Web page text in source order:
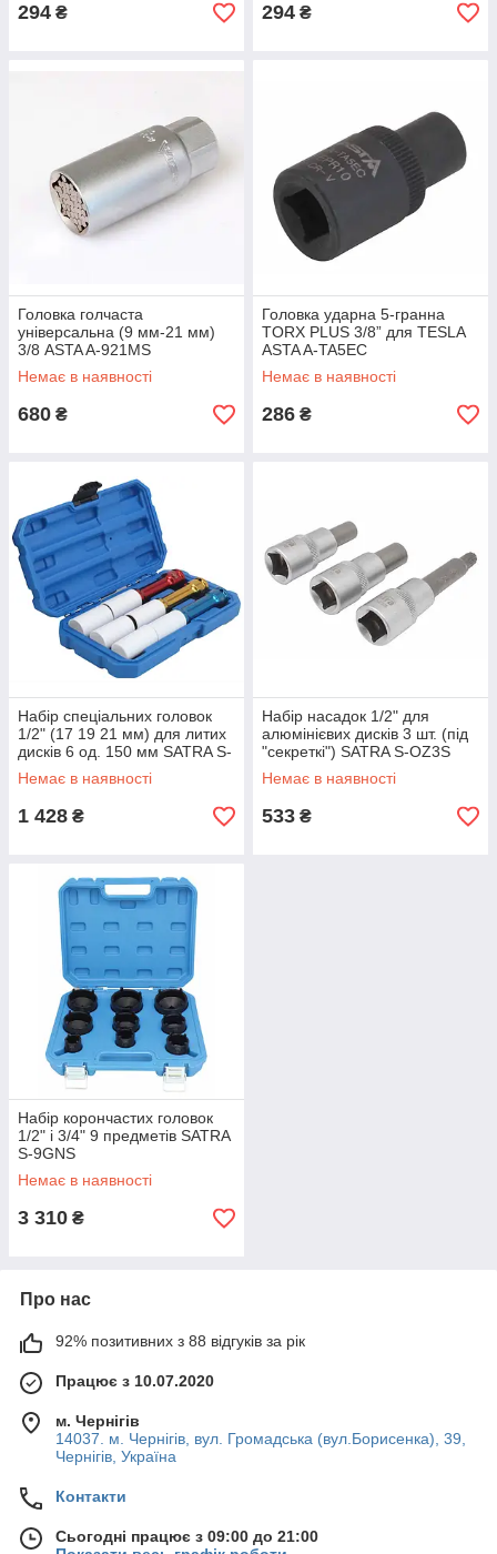
294 ₴ 294 ₴
Головка голчаста
універсальна (9 мм-21 мм)
3/8 ASTA A-921MS
Немає в наявності
680 ₴
Головка ударна 5-гранна
TORX PLUS 3/8” для TESLA
ASTA A-TA5EC
Немає в наявності
286 ₴
Набір спеціальних головок
1/2" (17 19 21 мм) для литих
дисків 6 од. 150 мм SATRA S-
3PALU
Немає в наявності
1 428 ₴
Набір насадок 1/2" для
алюмінієвих дисків 3 шт. (під
"секреткі") SATRA S-OZ3S
Немає в наявності
533 ₴
Набір корончастих головок
1/2" і 3/4" 9 предметів SATRA
S-9GNS
Немає в наявності
3 310 ₴
Про нас
92% позитивних з 88 відгуків за рік
Працює з 10.07.2020
м. Чернігів
14037. м. Чернігів, вул. Громадська (вул.Борисенка), 39,
Чернігів, Україна
Контакти
Сьогодні працює з 09:00 до 21:00